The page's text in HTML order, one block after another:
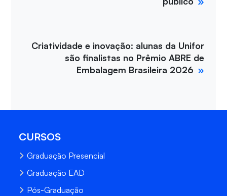
Criatividade e inovação: alunas da Unifor
são finalistas no Prêmio ABRE de
Embalagem Brasileira 2026
CURSOS
Graduação Presencial
Graduação EAD
Pós-Graduação